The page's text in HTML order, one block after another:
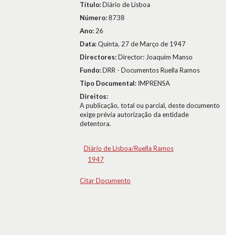
Título:Diário de Lisboa
Número:8738
Ano: 26
Data:Quinta, 27 de Março de 1947
Directores:Director: Joaquim Manso
Fundo:DRR - Documentos Ruella Ramos
Tipo Documental: IMPRENSA
Direitos:
A publicação, total ou parcial, deste documento
exige prévia autorização da entidade
detentora.
Diário de Lisboa/Ruella Ramos
1947
Citar Documento